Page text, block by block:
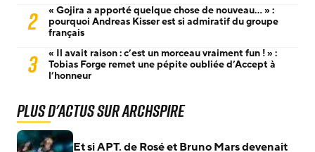
2
« Gojira a apporté quelque chose de nouveau… » :
pourquoi Andreas Kisser est si admiratif du groupe
français
3
« Il avait raison : c’est un morceau vraiment fun ! » :
Tobias Forge remet une pépite oubliée d’Accept à
l’honneur
Plus d'actus sur Archspire
Et si APT. de Rosé et Bruno Mars devenait